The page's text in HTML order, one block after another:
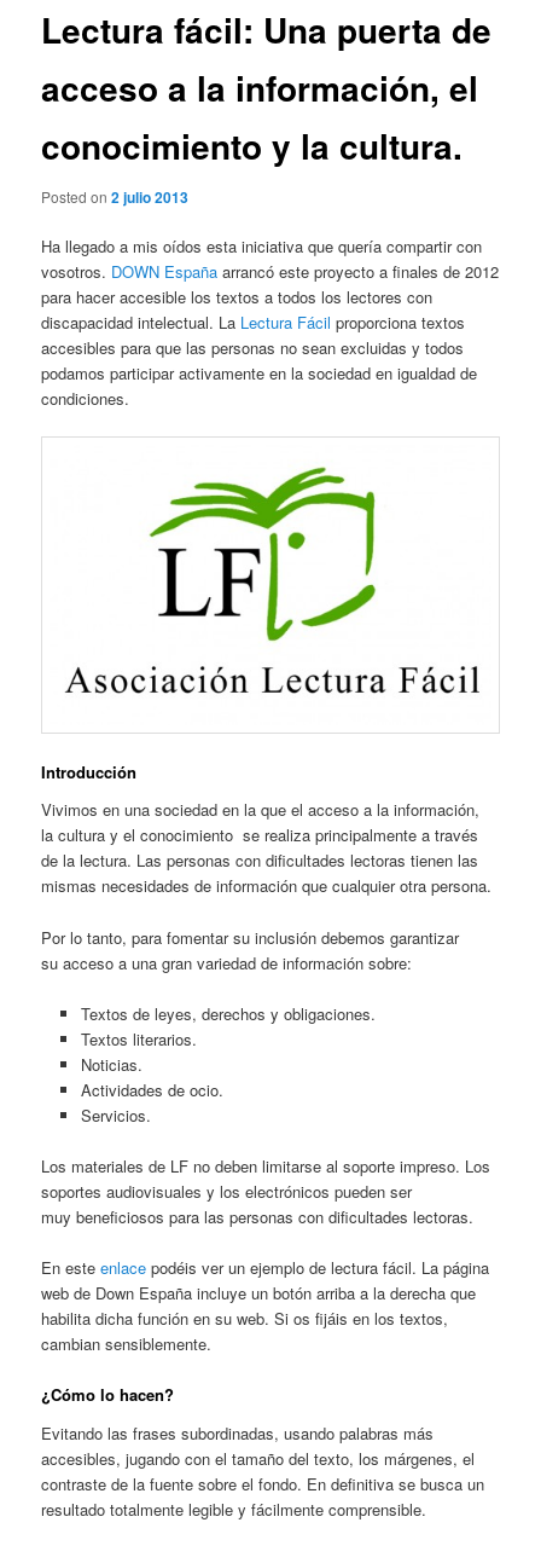
Lectura fácil: Una puerta de
acceso a la información, el
conocimiento y la cultura.
Posted on2 julio 2013
Ha llegado a mis oídos esta iniciativa que quería compartir con
vosotros. DOWN Españaarrancó este proyecto a finales de 2012
para hacer accesible los textos a todos los lectores con
discapacidad intelectual. La Lectura Fácil proporciona textos
accesibles para que las personas no sean excluidas y todos
podamos participar activamente en la sociedad en igualdad de
condiciones.
Introducción
Vivimos en una sociedad en la que el acceso a la información,
la cultura y el conocimiento se realiza principalmente a través
de la lectura. Las personas con dificultades lectoras tienen las
mismas necesidades de información que cualquier otra persona.
Por lo tanto, para fomentar su inclusión debemos garantizar
su acceso a una gran variedad de información sobre:
Textos de leyes, derechos y obligaciones.
Textos literarios.
Noticias.
Actividades de ocio.
Servicios.
Los materiales de LF no deben limitarse al soporte impreso. Los
soportes audiovisuales y los electrónicos pueden ser
muy beneficiosos para las personas con dificultades lectoras.
En esteenlace podéis ver un ejemplo de lectura fácil. La página
web de Down España incluye un botón arriba a la derecha que
habilita dicha función en su web. Si os fijáis en los textos,
cambian sensiblemente.
¿Cómo lo hacen?
Evitando las frases subordinadas, usando palabras más
accesibles, jugando con el tamaño del texto, los márgenes, el
contraste de la fuente sobre el fondo. En definitiva se busca un
resultado totalmente legible y fácilmente comprensible.